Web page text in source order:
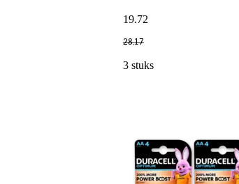
19.72
28.17
3 stuks